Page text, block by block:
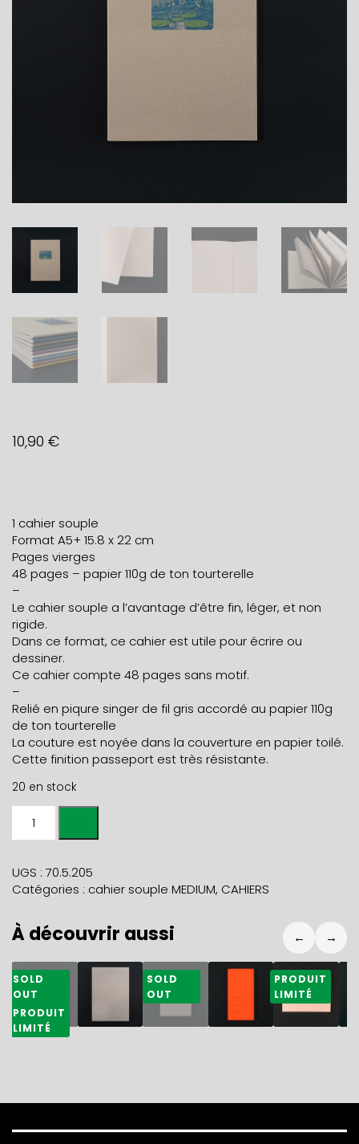
10,90 €
1 cahier souple
Format A5+ 15.8 x 22 cm
Pages vierges
48 pages – papier 110g de ton tourterelle
–
Le cahier souple a l’avantage d’être fin, léger, et non
rigide.
Dans ce format, ce cahier est utile pour écrire ou
dessiner.
Ce cahier compte 48 pages sans motif.
–
Relié en piqure singer de fil gris accordé au papier 110g
de ton tourterelle
La couture est noyée dans la couverture en papier toilé.
Cette finition passeport est très résistante.
20 en stock
A5+
Nénuphars
UGS : 70.5.205
Catégories : cahier souple MEDIUM, CAHIERS
À découvrir aussi
32,50
SOLD
OUT
PRODUIT
LIMITÉ
14,50
SOLD
OUT
7,70€
PRODUIT
LIMITÉ
← →